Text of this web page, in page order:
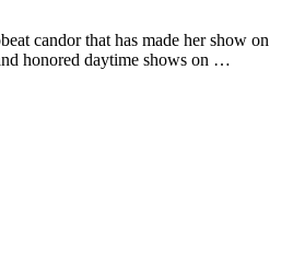
candor that has made her show on
honored daytime shows on …